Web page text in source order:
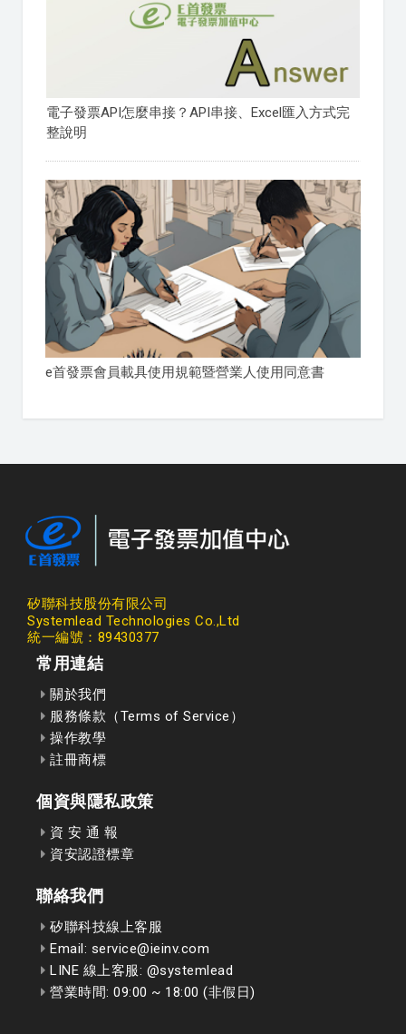
電子發票API怎麼串接？API串接、Excel匯入方式完
整說明
e首發票會員載具使用規範暨營業人使用同意書
矽聯科技股份有限公司
Systemlead Technologies Co.,Ltd
統一編號：89430377
常用連結
關於我們
服務條款（Terms of Service）
操作教學
註冊商標
個資與隱私政策
資 安 通 報
資安認證標章
聯絡我們
矽聯科技線上客服
Email: service@ieinv.com
LINE 線上客服: @systemlead
營業時間: 09:00 ~ 18:00 (非假日)